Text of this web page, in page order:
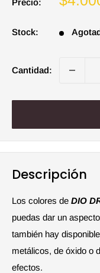
Precio:
venta
Stock:
Cantidad:
Descripción
Los colores de DIO
puedas dar un
también hay
metálicos, de óxido o
efectos.